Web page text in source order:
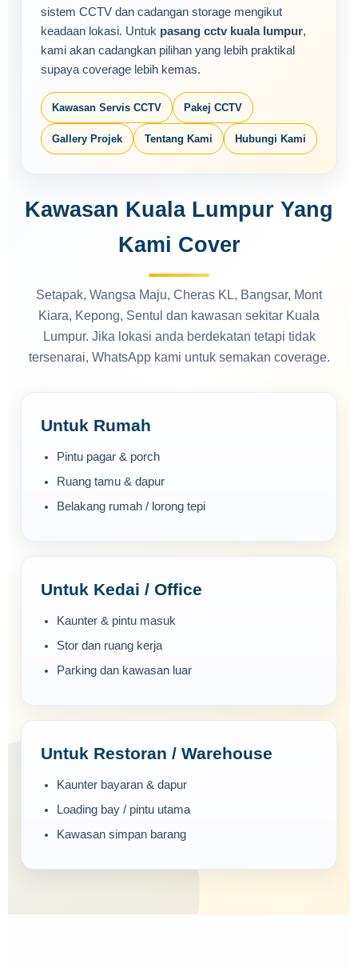
sistem CCTV dan cadangan storage mengikut
keadaan lokasi. Untuk pasang cctv kuala lumpur,
kami akan cadangkan pilihan yang lebih praktikal
supaya coverage lebih kemas.
Kawasan Servis CCTV Pakej CCTV
Gallery Projek Tentang Kami Hubungi Kami
Kawasan Kuala Lumpur Yang
Kami Cover
Setapak, Wangsa Maju, Cheras KL, Bangsar, Mont
Kiara, Kepong, Sentul dan kawasan sekitar Kuala
Lumpur. Jika lokasi anda berdekatan tetapi tidak
tersenarai, WhatsApp kami untuk semakan coverage.
Untuk Rumah
Pintu pagar & porch
Ruang tamu & dapur
Belakang rumah / lorong tepi
Untuk Kedai / Office
Kaunter & pintu masuk
Stor dan ruang kerja
Parking dan kawasan luar
Untuk Restoran / Warehouse
Kaunter bayaran & dapur
Loading bay / pintu utama
Kawasan simpan barang